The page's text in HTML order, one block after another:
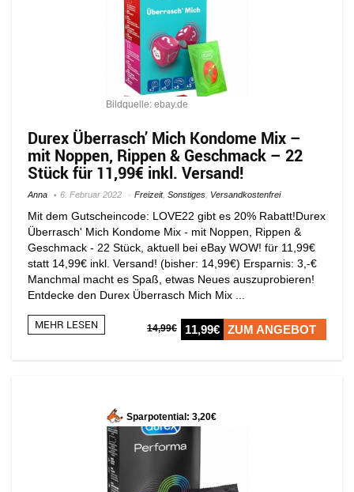
Bildquelle: ebay.de
Durex Überrasch’ Mich Kondome Mix –
mit Noppen, Rippen & Geschmack – 22
Stück für 11,99€ inkl. Versand!
Anna 6. Februar 2022 Freizeit, Sonstiges Versandkostenfrei
Mit dem Gutscheincode: LOVE22 gibt es 20% Rabatt!Durex
Überrasch' Mich Kondome Mix - mit Noppen, Rippen &
Geschmack - 22 Stück, aktuell bei eBay WOW! für 11,99€
statt 14,99€ inkl. Versand! (bisher: 14,99€) Ersparnis: 3,-€
Manchmal macht es Spaß, etwas Neues auszuprobieren!
Entdecke den Durex Überrasch Mich Mix ...
MEHR LESEN 14,99€ 11,99€ ZUM ANGEBOT
Sparpotential: 3,20€